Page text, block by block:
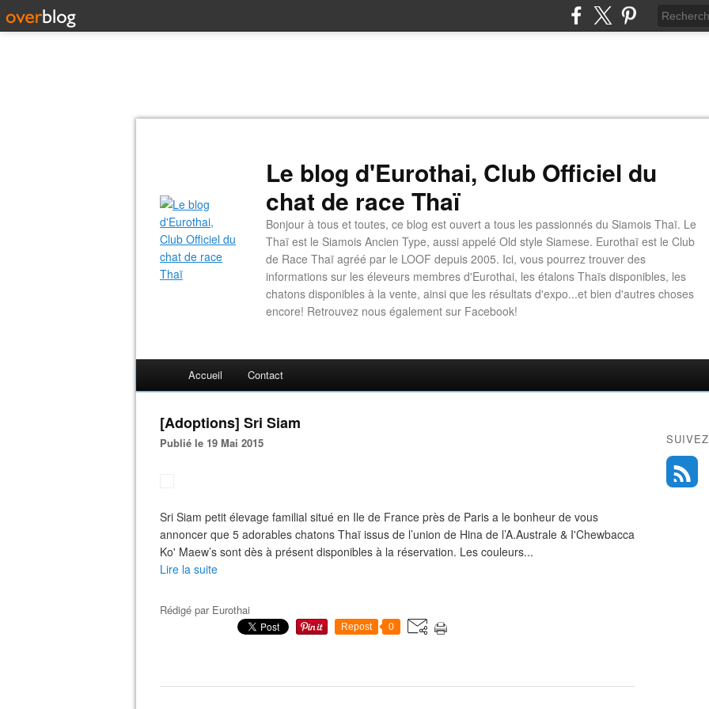
Le blog d'Eurothai, Club Officiel du
chat de race Thaï
Bonjour à tous et toutes, ce blog est ouvert a tous les passionnés du Siamois Thaï. Le
Thaï est le Siamois Ancien Type, aussi appelé Old style Siamese. Eurothaï est le Club
de Race Thaï agréé par le LOOF depuis 2005. Ici, vous pourrez trouver des
informations sur les éleveurs membres d'Eurothai, les étalons Thaïs disponibles, les
chatons disponibles à la vente, ainsi que les résultats d'expo...et bien d'autres choses
encore! Retrouvez nous également sur Facebook!
Accueil Contact
[Adoptions] Sri Siam
Publié le 19 Mai 2015
Sri Siam petit élevage familial situé en Ile de France près de Paris a le bonheur de vous
annoncer que 5 adorables chatons Thaï issus de l’union de Hina de l’A.Australe & I'Chewbacca
Ko' Maew’s sont dès à présent disponibles à la réservation. Les couleurs...
Lire la suite
Rédigé par Eurothai
Repost 0